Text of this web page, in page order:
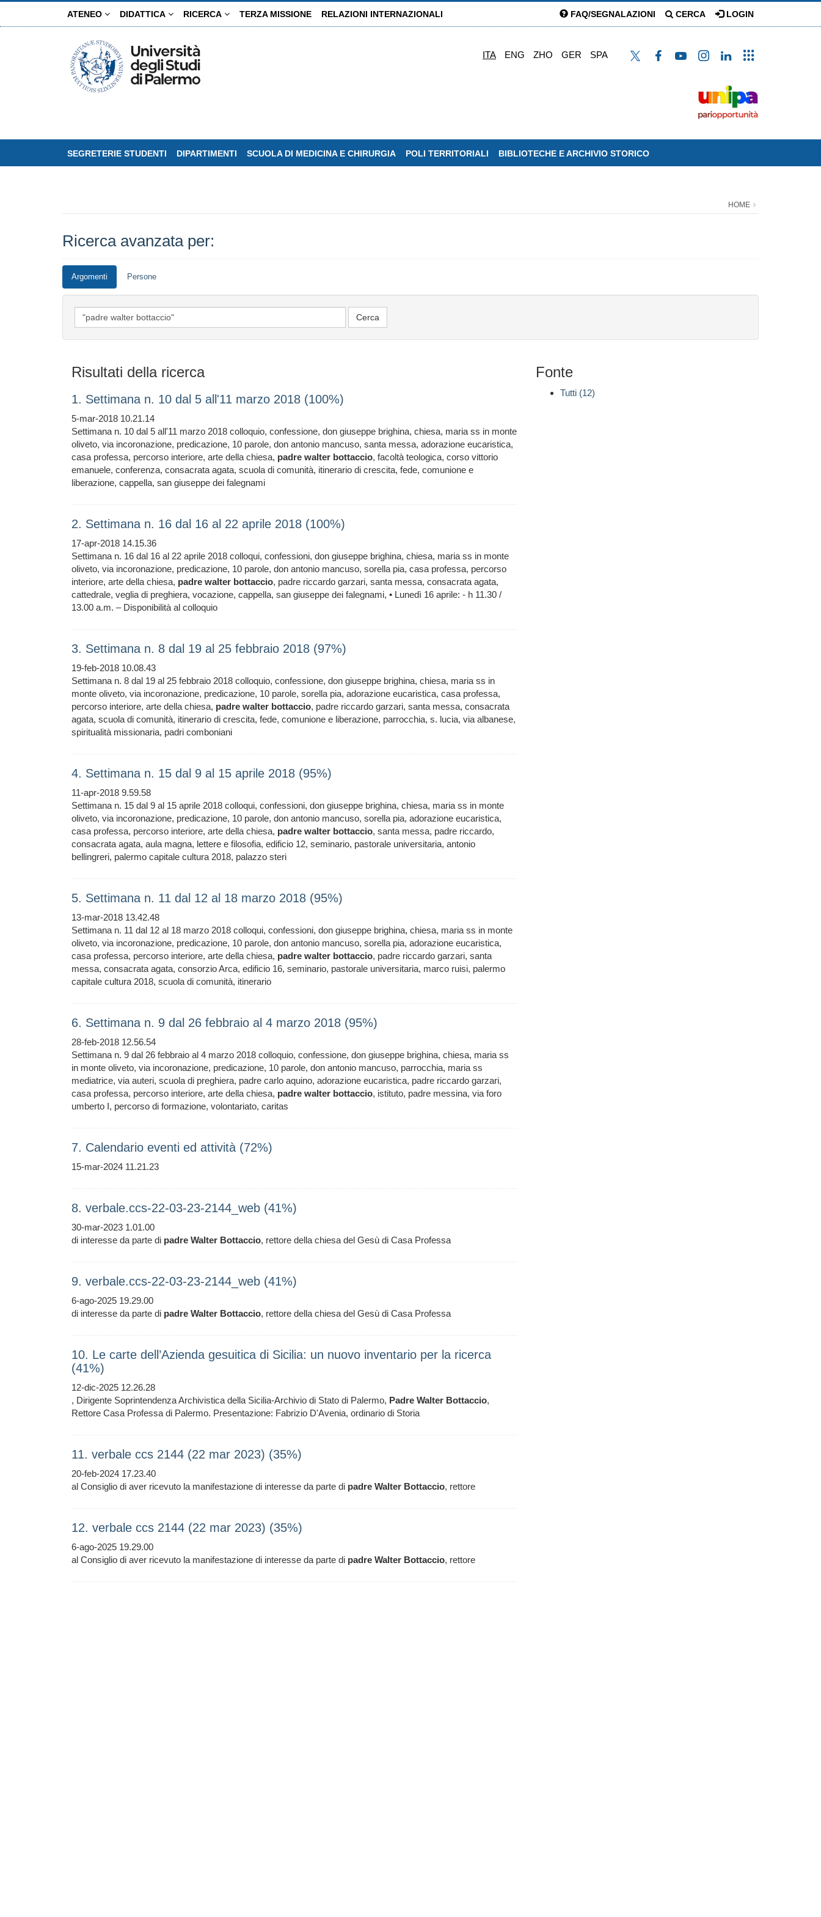
ATENEO DIDATTICA RICERCA TERZA MISSIONE RELAZIONI INTERNAZIONALI FAQ/SEGNALAZIONI CERCA LOGIN
ITA ENG ZHO GER SPA
SEGRETERIE STUDENTI DIPARTIMENTI SCUOLA DI MEDICINA E CHIRURGIA POLI TERRITORIALI BIBLIOTECHE E ARCHIVIO STORICO
HOME
Ricerca avanzata per:
Argomenti Persone
Risultati della ricerca
1. Settimana n. 10 dal 5 all'11 marzo 2018 (100%)
5-mar-2018 10.21.14
Settimana n. 10 dal 5 all'11 marzo 2018 colloquio, confessione, don giuseppe brighina, chiesa, maria ss in monte
oliveto, via incoronazione, predicazione, 10 parole, don antonio mancuso, santa messa, adorazione eucaristica,
casa professa, percorso interiore, arte della chiesa, padre walter bottaccio, facoltà teologica, corso vittorio
emanuele, conferenza, consacrata agata, scuola di comunità, itinerario di crescita, fede, comunione e
liberazione, cappella, san giuseppe dei falegnami
2. Settimana n. 16 dal 16 al 22 aprile 2018 (100%)
17-apr-2018 14.15.36
Settimana n. 16 dal 16 al 22 aprile 2018 colloqui, confessioni, don giuseppe brighina, chiesa, maria ss in monte
oliveto, via incoronazione, predicazione, 10 parole, don antonio mancuso, sorella pia, casa professa, percorso
interiore, arte della chiesa, padre walter bottaccio, padre riccardo garzari, santa messa, consacrata agata,
cattedrale, veglia di preghiera, vocazione, cappella, san giuseppe dei falegnami, • Lunedì 16 aprile: - h 11.30 /
13.00 a.m. – Disponibilità al colloquio
3. Settimana n. 8 dal 19 al 25 febbraio 2018 (97%)
19-feb-2018 10.08.43
Settimana n. 8 dal 19 al 25 febbraio 2018 colloquio, confessione, don giuseppe brighina, chiesa, maria ss in
monte oliveto, via incoronazione, predicazione, 10 parole, sorella pia, adorazione eucaristica, casa professa,
percorso interiore, arte della chiesa, padre walter bottaccio, padre riccardo garzari, santa messa, consacrata
agata, scuola di comunità, itinerario di crescita, fede, comunione e liberazione, parrocchia, s. lucia, via albanese,
spiritualità missionaria, padri comboniani
4. Settimana n. 15 dal 9 al 15 aprile 2018 (95%)
11-apr-2018 9.59.58
Settimana n. 15 dal 9 al 15 aprile 2018 colloqui, confessioni, don giuseppe brighina, chiesa, maria ss in monte
oliveto, via incoronazione, predicazione, 10 parole, don antonio mancuso, sorella pia, adorazione eucaristica,
casa professa, percorso interiore, arte della chiesa, padre walter bottaccio, santa messa, padre riccardo,
consacrata agata, aula magna, lettere e filosofia, edificio 12, seminario, pastorale universitaria, antonio
bellingreri, palermo capitale cultura 2018, palazzo steri
5. Settimana n. 11 dal 12 al 18 marzo 2018 (95%)
13-mar-2018 13.42.48
Settimana n. 11 dal 12 al 18 marzo 2018 colloqui, confessioni, don giuseppe brighina, chiesa, maria ss in monte
oliveto, via incoronazione, predicazione, 10 parole, don antonio mancuso, sorella pia, adorazione eucaristica,
casa professa, percorso interiore, arte della chiesa, padre walter bottaccio, padre riccardo garzari, santa
messa, consacrata agata, consorzio Arca, edificio 16, seminario, pastorale universitaria, marco ruisi, palermo
capitale cultura 2018, scuola di comunità, itinerario
6. Settimana n. 9 dal 26 febbraio al 4 marzo 2018 (95%)
28-feb-2018 12.56.54
Settimana n. 9 dal 26 febbraio al 4 marzo 2018 colloquio, confessione, don giuseppe brighina, chiesa, maria ss
in monte oliveto, via incoronazione, predicazione, 10 parole, don antonio mancuso, parrocchia, maria ss
mediatrice, via auteri, scuola di preghiera, padre carlo aquino, adorazione eucaristica, padre riccardo garzari,
casa professa, percorso interiore, arte della chiesa, padre walter bottaccio, istituto, padre messina, via foro
umberto I, percorso di formazione, volontariato, caritas
7. Calendario eventi ed attività (72%)
15-mar-2024 11.21.23
8. verbale.ccs-22-03-23-2144_web (41%)
30-mar-2023 1.01.00
di interesse da parte di padre Walter Bottaccio, rettore della chiesa del Gesù di Casa Professa
9. verbale.ccs-22-03-23-2144_web (41%)
6-ago-2025 19.29.00
di interesse da parte di padre Walter Bottaccio, rettore della chiesa del Gesù di Casa Professa
10. Le carte dell’Azienda gesuitica di Sicilia: un nuovo inventario per la ricerca
(41%)
12-dic-2025 12.26.28
, Dirigente Soprintendenza Archivistica della Sicilia-Archivio di Stato di Palermo, Padre Walter Bottaccio,
Rettore Casa Professa di Palermo. Presentazione: Fabrizio D'Avenia, ordinario di Storia
11. verbale ccs 2144 (22 mar 2023) (35%)
20-feb-2024 17.23.40
al Consiglio di aver ricevuto la manifestazione di interesse da parte di padre Walter Bottaccio, rettore
12. verbale ccs 2144 (22 mar 2023) (35%)
6-ago-2025 19.29.00
al Consiglio di aver ricevuto la manifestazione di interesse da parte di padre Walter Bottaccio, rettore
Fonte
Tutti (12)